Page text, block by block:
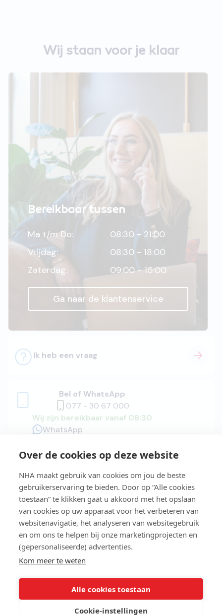
Over de cookies op deze website
NHA maakt gebruik van cookies om jou de beste
gebruikerservaring te bieden. Door op “Alle cookies
toestaan” te klikken gaat u akkoord met het opslaan
van cookies op uw apparaat voor het verbeteren van
websitenavigatie, het analyseren van websitegebruik
en om ons te helpen bij onze marketingprojecten en
(gepersonaliseerde) advertenties.
Kom meer te weten
Alle cookies toestaan
Cookie-instellingen
Wij staan voor je klaar
Bereikbaar tussen
Ma t/m Do:
08:30 - 21:00
Vrijdag:
08:30 - 18:00
Zaterdag:
09:00 - 15:00
Ga naar de klantenservice
Ik heb een vraag
Bel of WhatsApp
077 - 30 67 000
Wij zijn bereikbaar vanaf 08:30
WhatsApp
Easy Learning®
Studiegids
NHA Zakelijk